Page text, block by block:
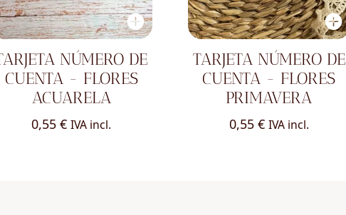
NÚMERO DE
CUENTA - FLORES
ACUARELA
0,55€ IVA incl.
TARJETA NÚMERO DE
CUENTA - FLORES
PRIMAVERA
0,55 € IVA incl.